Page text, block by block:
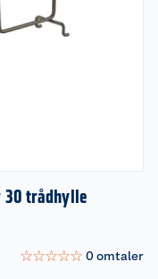
30 trådhylle
☆☆☆☆☆ 0omtaler